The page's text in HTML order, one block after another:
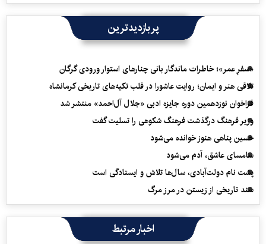
پربازدیدترین
«سفرِ عمر»؛ خاطرات ماندگار بانی چنارهای استوار ورودی گرگان
تلاقی هنر و ایمان؛ روایت عاشورا در قلب تکیه‌های تاریخی کرمانشاه
فراخوان نوزدهمین دوره جایزه ادبی «جلال آل‌احمد» منتشر شد
وزیر فرهنگ درگذشت فرهنگ شکوهی را تسلیت گفت
حسین پناهی هنوز خوانده می‌شود
سامسای عاشق، آدم می‌شود
پشت نام دولت‌آبادی، سال‌ها تلاش و ایستادگی است
سند تاریخی از زیستن در مرز مرگ
اخبار مرتبط